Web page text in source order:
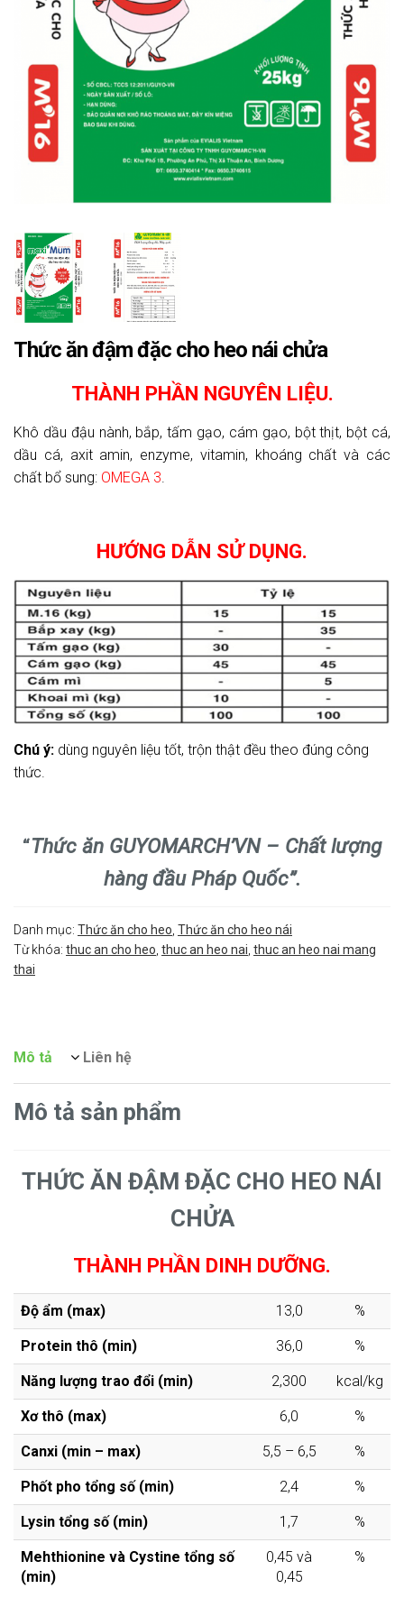
Thức ăn đậm đặc cho heo nái chửa
THÀNH PHẦN NGUYÊN LIỆU.
Khô dầu đậu nành, bắp, tấm gạo, cám gạo, bột thịt, bột cá,
dầu cá, axit amin, enzyme, vitamin, khoáng chất và các
chất bổ sung: OMEGA 3.
HƯỚNG DẪN SỬ DỤNG.
Chú ý: dùng nguyên liệu tốt, trộn thật đều theo đúng công
thức.
“Thức ăn GUYOMARCH’VN – Chất lượng
hàng đầu Pháp Quốc”.
Danh mục: Thức ăn cho heo Thức ăn cho heo nái
Từ khóa: thuc an cho heo thuc an heo nai thuc an heo nai mang
thai
Mô tả Liên hệ
Mô tả sản phẩm
THỨC ĂN ĐẬM ĐẶC CHO HEO NÁI
CHỬA
THÀNH PHẦN DINH DƯỠNG.
Độ ẩm (max) 13,0 %
Protein thô (min) 36,0 %
Năng lượng trao đổi (min) 2,300 kcal/kg
Xơ thô (max) 6,0 %
Canxi (min – max) 5,5 – 6,5 %
Phốt pho tổng số (min) 2,4 %
Lysin tổng số (min) 1,7 %
Mehthionine và Cystine tổng số
(min)
0,45 và
0,45
%